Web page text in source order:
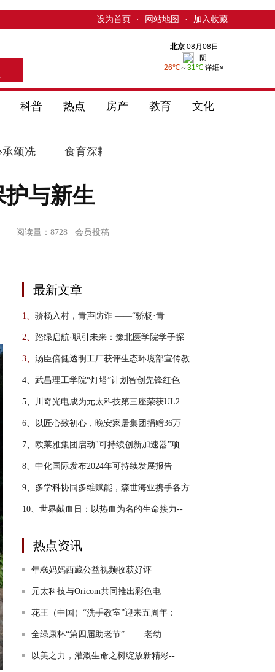
设为首页 · 网站地图 · 加入收藏
科普 热点 房产 教育 文化
食育深耕两年路 健康护航少
与新生
阅读量：8728 会员投稿
最新文章
1、 骄杨入村，青声防诈 ——“骄杨·青
2、 踏绿启航·职引未来：豫北医学院学子探
3、 汤臣倍健透明工厂获评生态环境部宣传教
4、 武昌理工学院“灯塔”计划智创先锋红色
5、 川奇光电成为元太科技第三座荣获UL2
6、 以匠心致初心，晚安家居集团捐赠36万
7、 欧莱雅集团启动"可持续创新加速器"项
8、 中化国际发布2024年可持续发展报告
9、 多学科协同多维赋能，森世海亚携手各方
10、 世界献血日：以热血为名的生命接力--
热点资讯
年糕妈妈西藏公益视频收获好评
元太科技与Oricom共同推出彩色电
花王（中国）“洗手教室”迎来五周年：
全绿康杯“第四届助老节” ——老幼
以美之力，灌溉生命之树绽放新精彩--